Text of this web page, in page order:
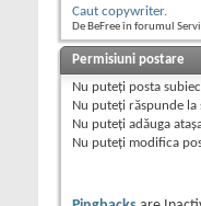
Caut copywriter.
De BeFree în forumul
Permisiuni postare
Nu puteţi posta
Nu puteţi răspunde la
Nu puteţi adăuga
Nu puteţi modifica